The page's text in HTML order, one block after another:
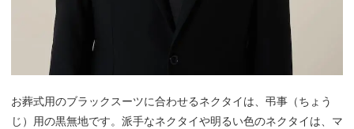
お葬式用のブラックスーツに合わせるネクタイは、弔事（ちょう
じ）用の黒無地です。派手なネクタイや明るい色のネクタイは、マ